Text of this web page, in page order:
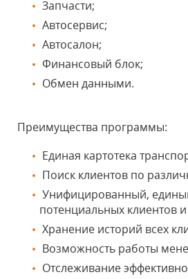
Запчасти;
Автосервис;
Автосалон;
Финансовый блок;
Обмен данными.
Преимущества программы:
Единая картотека
Поиск клиентов по
Унифицированный,
потенциальных клиентов
Хранение историй всех
Возможность работы
Отслеживание